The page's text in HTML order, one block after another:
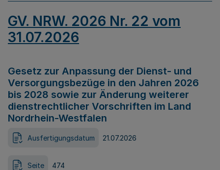
GV. NRW. 2026 Nr. 22 vom
31.07.2026
Gesetz zur Anpassung der Dienst- und
Versorgungsbezüge in den Jahren 2026
bis 2028 sowie zur Änderung weiterer
dienstrechtlicher Vorschriften im Land
Nordrhein-Westfalen
Ausfertigungsdatum 21.07.2026
Seite 474